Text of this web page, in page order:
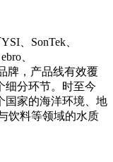
、SonTek、
、
牌，产品线有效覆
细分环节。时至今
国家的海洋环境、地
饮料等领域的水质